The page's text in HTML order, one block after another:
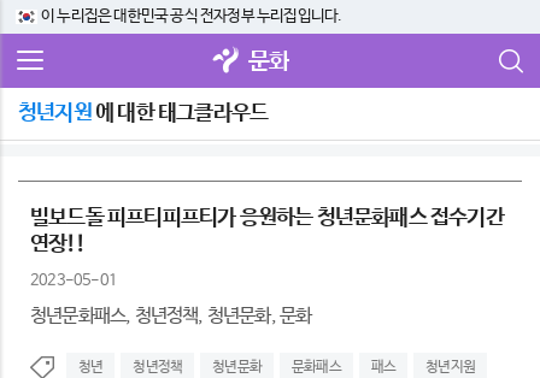
이 누리집은 대한민국 공식 전자정부 누리집입니다.
문화
청년지원에 대한 태그클라우드
빌보드돌 피프티피프티가 응원하는 청년문화패스 접수기간
연장!!
2023-05-01
청년문화패스, 청년정책, 청년문화, 문화
청년 청년정책 청년문화 문화패스 패스 청년지원